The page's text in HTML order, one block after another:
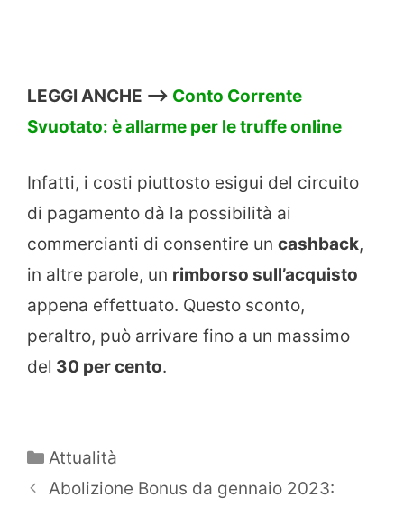
LEGGI ANCHE –> Conto Corrente
Svuotato: è allarme per le truffe online
Infatti, i costi piuttosto esigui del circuito
di pagamento dà la possibilità ai
commercianti di consentire un cashback,
in altre parole, un rimborso sull’acquisto
appena effettuato. Questo sconto,
peraltro, può arrivare fino a un massimo
del 30 per cento.
Categorie
Attualità
Abolizione Bonus da gennaio 2023: